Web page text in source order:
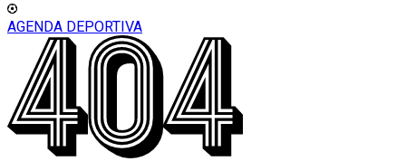
AGENDA DEPORTIVA